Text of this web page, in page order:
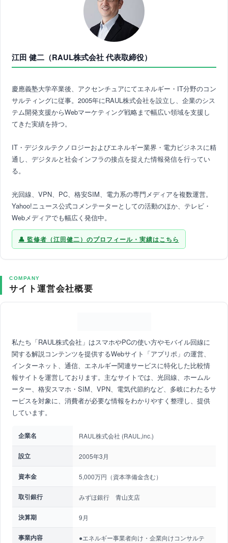
江田 健二（RAUL株式会社 代表取締役）
慶應義塾大学卒業後、アクセンチュアにてエネルギー・IT分野のコン
サルティングに従事。2005年にRAUL株式会社を設立し、企業のシス
テム開発支援からWebマーケティング戦略まで幅広い領域を支援し
てきた実績を持つ。
IT・デジタルテクノロジーおよびエネルギー業界・電力ビジネスに精
通し、デジタルと社会インフラの接点を捉えた情報発信を行ってい
る。
光回線、VPN、PC、格安SIM、電力系の専門メディアを複数運営。
Yahoo!ニュース公式コメンテーターとしての活動のほか、テレビ・
Webメディアでも幅広く発信中。
監修者（江田健二）のプロフィール・実績はこちら
COMPANY
サイト運営会社概要
私たち「RAUL株式会社」はスマホやPCの使い方やモバイル回線に
関する解説コンテンツを提供するWebサイト「アプリポ」の運営、
インターネット、通信、エネルギー関連サービスに特化した比較情
報サイトを運営しております。主なサイトでは、光回線、ホームル
ーター、格安スマホ・SIM、VPN、電気代節約など、多岐にわたるサ
ービスを対象に、消費者が必要な情報をわかりやすく整理し、提供
しています。
企業名 RAUL株式会社 (RAUL,inc.)
設立 2005年3月
資本金 5,000万円（資本準備金含む）
取引銀行 みずほ銀行 青山支店
決算期 9月
事業内容
●エネルギー事業者向け・企業向けコンサルテ